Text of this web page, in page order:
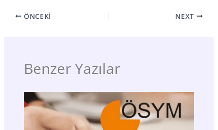
ÖNCEKI NEXT
Benzer Yazılar